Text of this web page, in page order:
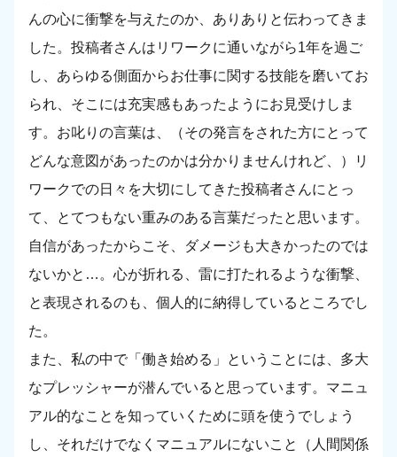
んの心に衝撃を与えたのか、ありありと伝わってきま
した。投稿者さんはリワークに通いながら1年を過ご
し、あらゆる側面からお仕事に関する技能を磨いてお
られ、そこには充実感もあったようにお見受けしま
す。お叱りの言葉は、（その発言をされた方にとって
どんな意図があったのかは分かりませんけれど、）リ
ワークでの日々を大切にしてきた投稿者さんにとっ
て、とてつもない重みのある言葉だったと思います。
自信があったからこそ、ダメージも大きかったのでは
ないかと…。心が折れる、雷に打たれるような衝撃、
と表現されるのも、個人的に納得しているところでし
た。
また、私の中で「働き始める」ということには、多大
なプレッシャーが潜んでいると思っています。マニュ
アル的なことを知っていくために頭を使うでしょう
し、それだけでなくマニュアルにないこと（人間関係